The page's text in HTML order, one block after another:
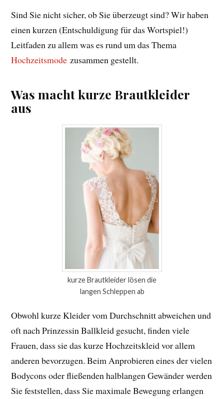
Sind Sie nicht sicher, ob Sie überzeugt sind? Wir haben
einen kurzen (Entschuldigung für das Wortspiel!)
Leitfaden zu allem was es rund um das Thema
Hochzeitsmode zusammen gestellt.
Was macht kurze Brautkleider
aus
kurze Brautkleider lösen die
langen Schleppen ab
Obwohl kurze Kleider vom Durchschnitt abweichen und
oft nach Prinzessin Ballkleid gesucht, finden viele
Frauen, dass sie das kurze Hochzeitskleid vor allem
anderen bevorzugen. Beim Anprobieren eines der vielen
Bodycons oder fließenden halblangen Gewänder werden
Sie feststellen, dass Sie maximale Bewegung erlangen